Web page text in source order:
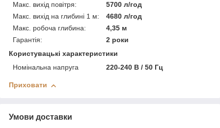
Макс. вихід повітря:
5700 л/год
Макс. вихід на глибині 1 м:
4680 л/год
Макс. робоча глибина:
4,35 м
Гарантія:
2 роки
Користувацькі характеристики
Номінальна напруга
220-240 В / 50 Гц
Приховати
Умови доставки